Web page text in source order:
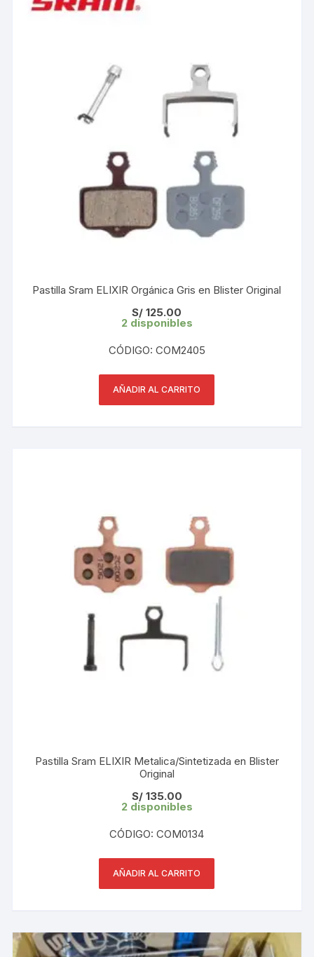
Pastilla Sram ELIXIR Orgánica Gris en Blister Original
S/ 125.00
2 disponibles
CÓDIGO: COM2405
AÑADIR AL CARRITO
Pastilla Sram ELIXIR Metalica/Sintetizada en Blister
Original
S/135.00
2 disponibles
CÓDIGO: COM0134
AÑADIR AL CARRITO